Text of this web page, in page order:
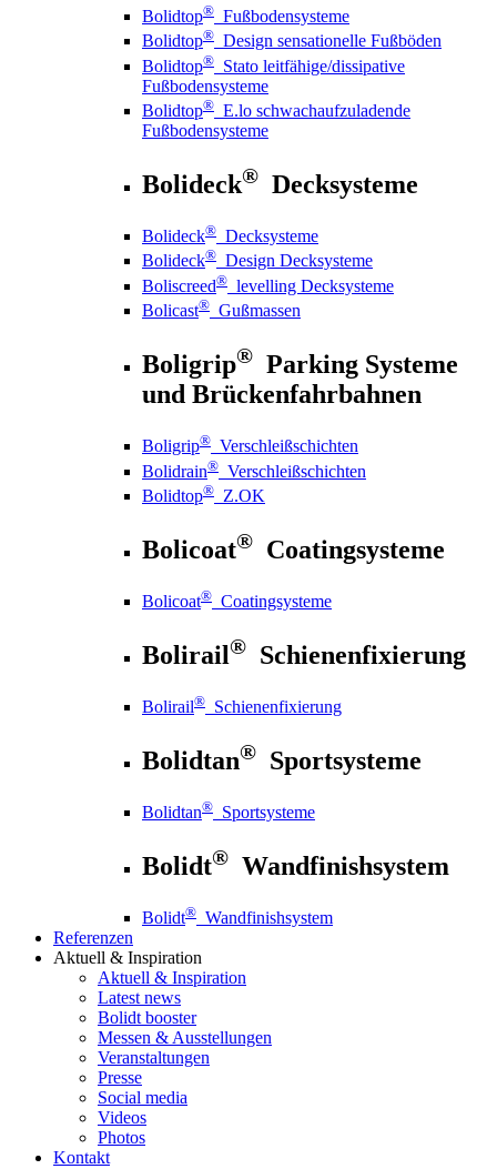
Bolidtop® Fußbodensysteme
Bolidtop® Design sensationelle Fußböden
Bolidtop® Stato leitfähige/dissipative
Fußbodensysteme
Bolidtop® E.lo schwachaufzuladende
Fußbodensysteme
Bolideck® Decksysteme
Bolideck® Decksysteme
Bolideck® Design Decksysteme
Boliscreed® levelling Decksysteme
Bolicast® Gußmassen
Boligrip® Parking Systeme
und Brückenfahrbahnen
Boligrip® Verschleißschichten
Bolidrain® Verschleißschichten
Bolidtop® Z.OK
Bolicoat® Coatingsysteme
Bolicoat® Coatingsysteme
Bolirail® Schienenfixierung
Bolirail® Schienenfixierung
Bolidtan® Sportsysteme
Bolidtan® Sportsysteme
Bolidt® Wandfinishsystem
Bolidt® Wandfinishsystem
Referenzen
Aktuell & Inspiration
Aktuell & Inspiration
Latest news
Bolidt booster
Messen & Ausstellungen
Veranstaltungen
Presse
Social media
Videos
Photos
Kontakt